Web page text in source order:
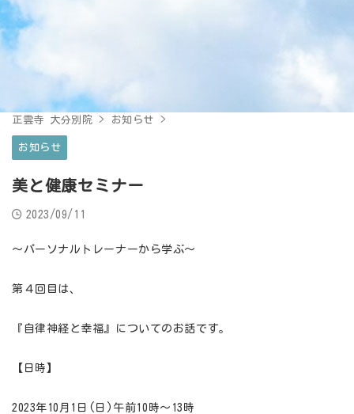
正雲寺 大分別院 > お知らせ >
お知らせ
美と健康セミナー
2023/09/11
～パーソナルトレーナーから学ぶ～
第４回目は、
『自律神経と幸福』についてのお話です。
【日時】
2023年10月1日(日)午前10時〜13時